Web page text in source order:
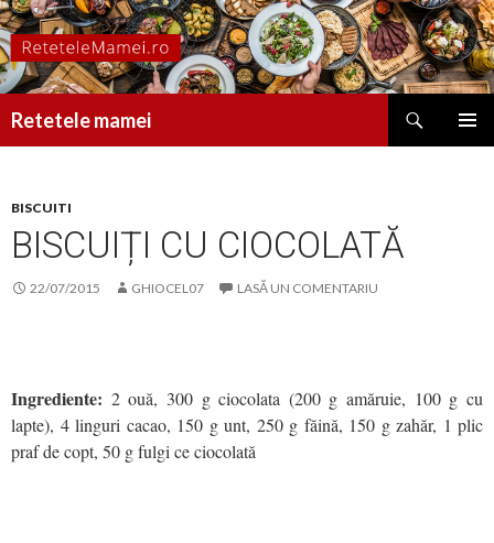
Retetele mamei
BISCUITI
BISCUIȚI CU CIOCOLATĂ
22/07/2015 GHIOCEL07 LASĂ UN COMENTARIU
Ingrediente: 2 ouă, 300 g ciocolata (200 g amăruie, 100 g cu
lapte), 4 linguri cacao, 150 g unt, 250 g făină, 150 g zahăr, 1 plic
praf de copt, 50 g fulgi ce ciocolată